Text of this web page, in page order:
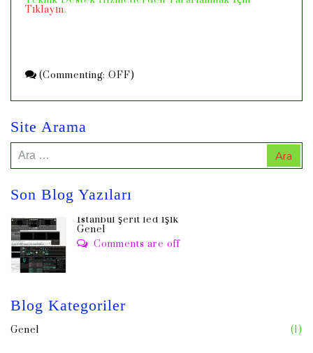
Tıklayın.
(Commenting: OFF)
Site Arama
Arama:
Son Blog Yazıları
İstanbul şerit led ışık
Genel
Comments are off
Blog Kategoriler
Genel (1)